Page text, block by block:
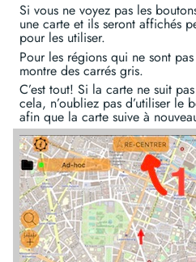
Si vous ne voyez pas les
une carte et ils seront affichés
pour les utiliser.
Pour les régions qui ne sont
montre des carrés gris.
C’est tout! Si la carte ne suit
cela, n’oubliez pas d’utiliser le
afin que la carte suive à